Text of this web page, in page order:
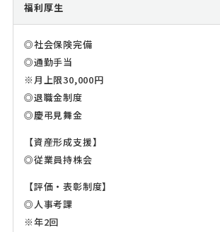
福利厚生
◎社会保険完備
◎通勤手当
※月上限30,000円
◎退職金制度
◎慶弔見舞金
【資産形成支援】
◎従業員持株会
【評価・表彰制度】
◎人事考課
※年2回